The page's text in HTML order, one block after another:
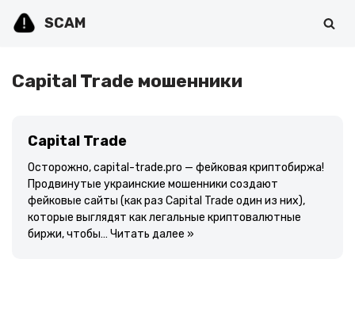
содержимому
SCAM
Capital Trade мошенники
Capital Trade
Осторожно, capital-trade.pro — фейковая криптобиржа!
Продвинутые украинские мошенники создают
фейковые сайты (как раз Capital Trade один из них),
которые выглядят как легальные криптовалютные
биржи, чтобы… Читать далее »